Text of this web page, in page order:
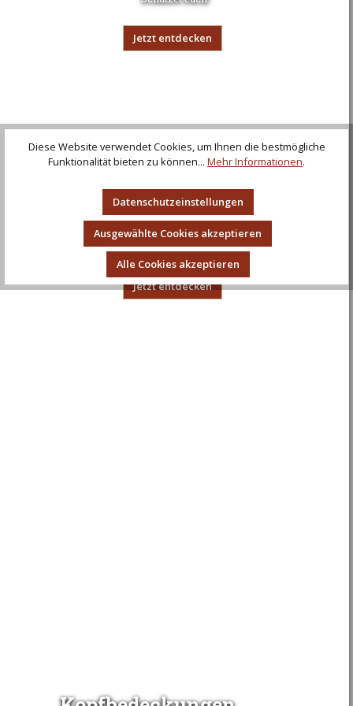
Jetzt entdecken
Taschen und Beutel
Bringet reichlich!
Jetzt entdecken
Diese Website verwendet Cookies, um Ihnen die bestmögliche
Funktionalität bieten zu können... Mehr Informationen.
Datenschutzeinstellungen
Ausgewählte Cookies akzeptieren
Alle Cookies akzeptieren